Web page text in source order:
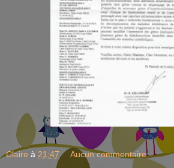
Claire à 21:47 Aucun commentaire: